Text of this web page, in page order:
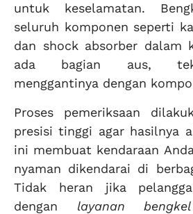
untuk keselamatan.
seluruh komponen seperti
dan shock absorber dalam
ada bagian aus,
menggantinya dengan
Proses pemeriksaan
presisi tinggi agar hasilnya
ini membuat kendaraan
nyaman dikendarai di
Tidak heran jika
dengan layanan